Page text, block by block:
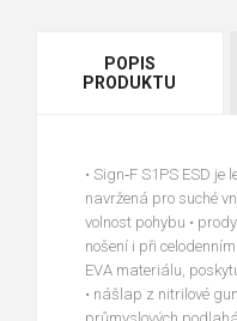
POPIS
PRODUKTU
• Sign‑F S1PS ESD
navržená pro suché
volnost pohybu •
nošení i při
EVA materiálu,
• nášlap z nitrilové